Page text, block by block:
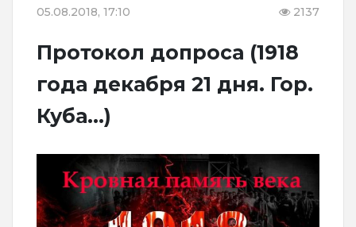
05.08.2018, 17:10 2137
Протокол допроса (1918
года декабря 21 дня. Гор.
Куба...)